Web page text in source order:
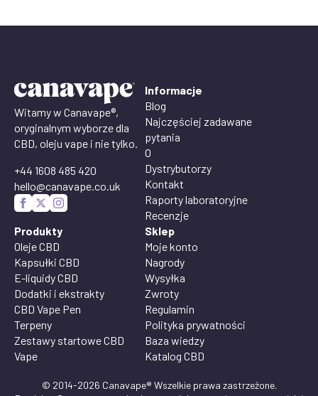
Witamy w Canavape®,
oryginalnym wyborze dla
CBD, oleju vape i nie tylko.
+44 1608 485 420
hello@canavape.co.uk
Informacje
Blog
Najczęściej zadawane
pytania
O
Dystrybutorzy
Kontakt
Raporty laboratoryjne
Recenzje
Produkty
Oleje CBD
Kapsułki CBD
E-liquidy CBD
Dodatki i ekstrakty
CBD Vape Pen
Terpeny
Zestawy startowe CBD
Vape
Sklep
Moje konto
Nagrody
Wysyłka
Zwroty
Regulamin
Polityka prywatności
Baza wiedzy
Katalog CBD
© 2014-2026 Canavape® Wszelkie prawa zastrzeżone.